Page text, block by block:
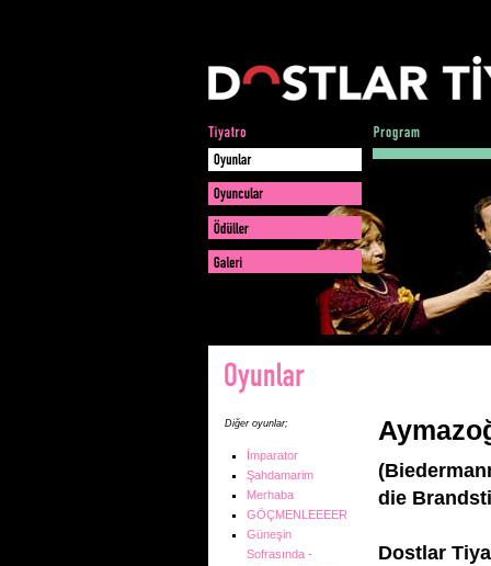
Diğer oyunlar;
İmparator
Şahdamarim
Merhaba
GÖÇMENLEEEER
Güneşin
Sofrasında -
die
Dostlar